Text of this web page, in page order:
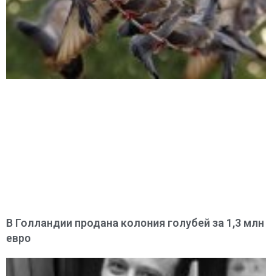
В Голландии продана колония голубей за 1,3 млн
евро